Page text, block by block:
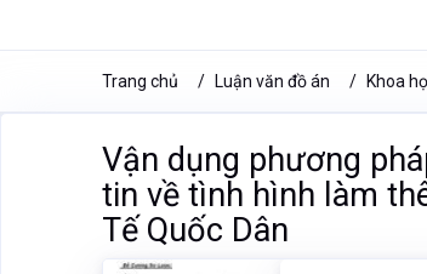
Trang chủ Luận văn đồ án Khoa
Vận dụng phương
tin về tình hình làm
Tế Quốc Dân